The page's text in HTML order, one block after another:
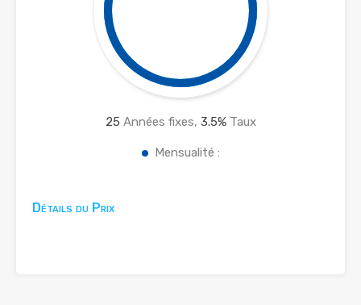
25 Années fixes, 3.5%Taux
Mensualité :
Détails du Prix